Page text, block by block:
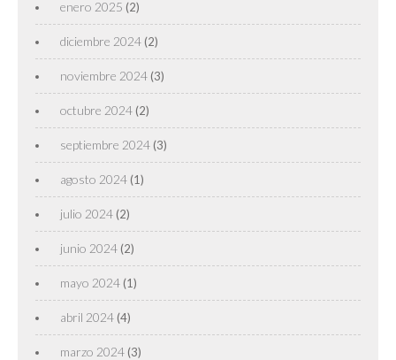
enero 2025 (2)
diciembre 2024 (2)
noviembre 2024 (3)
octubre 2024 (2)
septiembre 2024 (3)
agosto 2024 (1)
julio 2024 (2)
junio 2024 (2)
mayo 2024 (1)
abril 2024 (4)
marzo 2024 (3)